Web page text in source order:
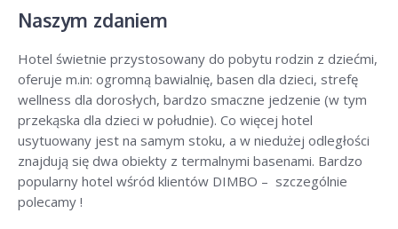
Naszym zdaniem
Hotel świetnie przystosowany do pobytu rodzin z dziećmi,
oferuje m.in: ogromną bawialnię, basen dla dzieci, strefę
wellness dla dorosłych, bardzo smaczne jedzenie (w tym
przekąska dla dzieci w południe). Co więcej hotel
usytuowany jest na samym stoku, a w niedużej odległości
znajdują się dwa obiekty z termalnymi basenami. Bardzo
popularny hotel wśród klientów DIMBO – szczególnie
polecamy !